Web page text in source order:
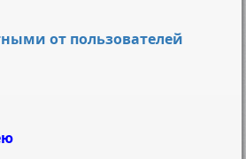
от пользователей